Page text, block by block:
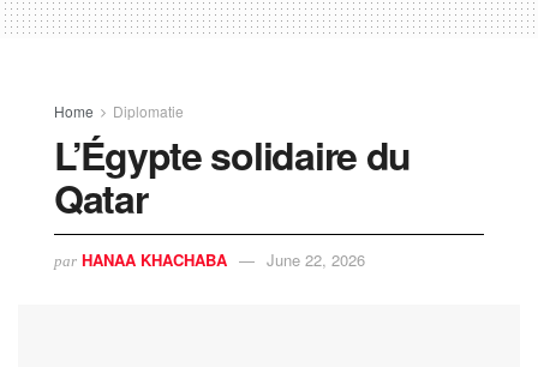
Home Diplomatie
L’Égypte solidaire du
Qatar
par HANAA KHACHABA June 22, 2026